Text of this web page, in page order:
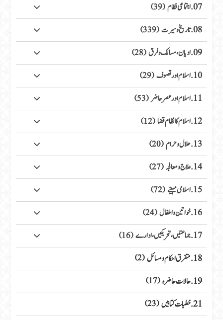
07. اجتماعی نظام (39)
08. تاریخ وسیرت (339)
09. ادیان، مسالک وفرق (28)
10. اسلام اور تصوف (29)
11. اسلام اور عصر حاضر (53)
12. اسلام کا نظام قضا (12)
13. حلال وحرام (20)
14. علاج ومعالجہ (27)
15. اسلامی مہینے (72)
16. خواتین واطفال (24)
17. جماعتیں، تحریکیں، ادارے (16)
18. متفرق احکام ومسائل (2)
19. حالات حاضرہ (17)
21. خطبات کتابیں (23)